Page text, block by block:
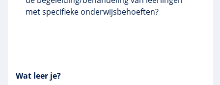
met specifieke onderwijsbehoeften?
Wat leer je?